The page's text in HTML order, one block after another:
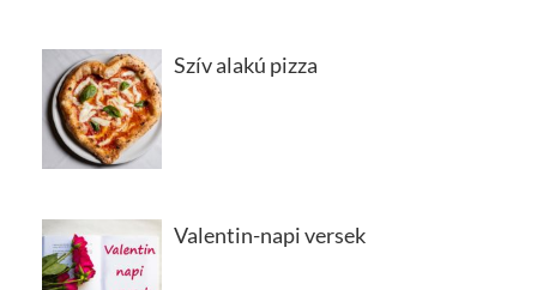
Szív alakú pizza
Valentin-napi versek